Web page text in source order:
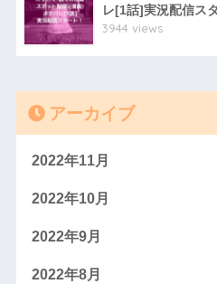
レ[1話]実況配信ス
3944 views
アーカイブ
2022年11月
2022年10月
2022年9月
2022年8月